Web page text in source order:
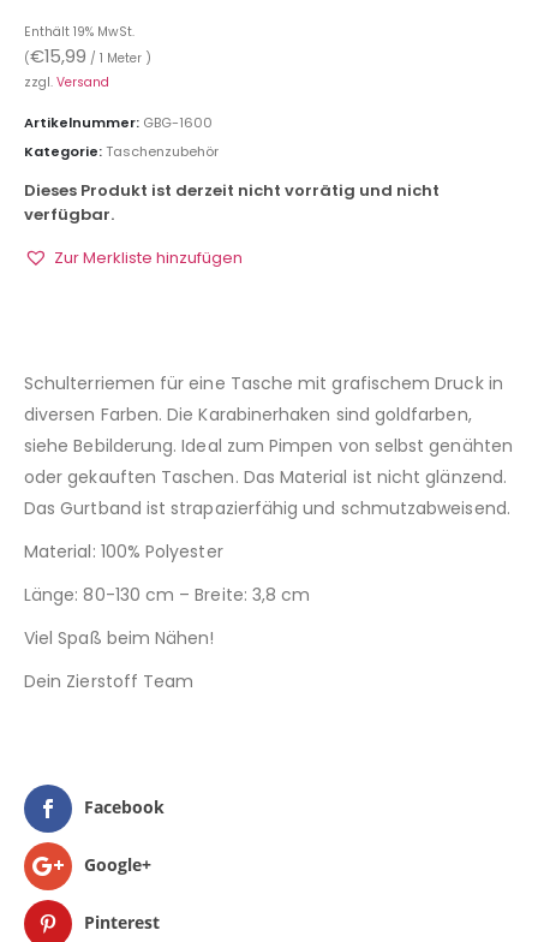
Enthält 19% MwSt.
(€15,99 / 1 Meter )
zzgl. Versand
Artikelnummer: GBG-1600
Kategorie:Taschenzubehör
Dieses Produkt ist derzeit nicht vorrätig und nicht
verfügbar.
Zur Merkliste hinzufügen
Schulterriemen für eine Tasche mit grafischem Druck in
diversen Farben. Die Karabinerhaken sind goldfarben,
siehe Bebilderung. Ideal zum Pimpen von selbst genähten
oder gekauften Taschen. Das Material ist nicht glänzend.
Das Gurtband ist strapazierfähig und schmutzabweisend.
Material: 100% Polyester
Länge: 80-130 cm – Breite: 3,8 cm
Viel Spaß beim Nähen!
Dein Zierstoff Team
Facebook
Google+
Pinterest